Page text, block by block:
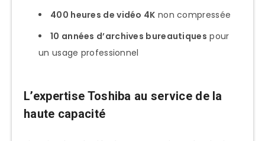
Guide d’achat détaillé : quel Toshiba 4To
selon vos besoins ?
Pour les créateurs de contenu et
Pour les gamers et collectionneurs de
400 heures de vidéo 4K non compressée
10 années d’archives bureautiques pour
un usage professionnel
L’expertise Toshiba au service de la
haute capacité